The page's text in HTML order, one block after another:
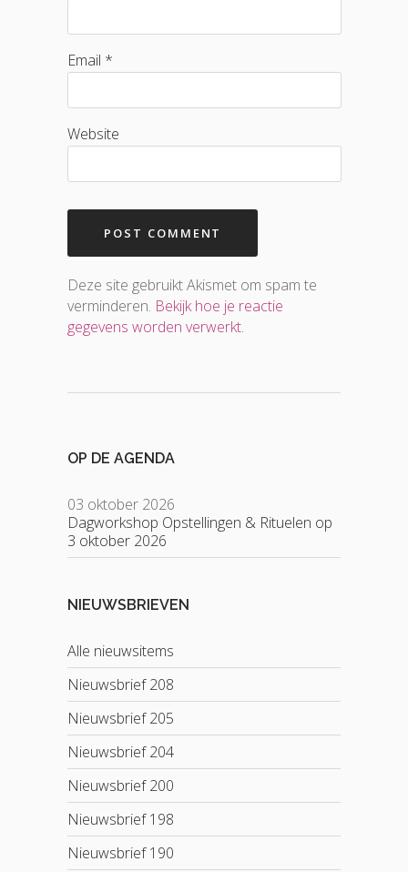
Email *
Website
Deze site gebruikt Akismet om spam te
verminderen. Bekijk hoe je reactie
gegevens worden verwerkt.
OP DE AGENDA
03 oktober 2026
Dagworkshop Opstellingen & Rituelen op
3 oktober 2026
NIEUWSBRIEVEN
Alle nieuwsitems
Nieuwsbrief 208
Nieuwsbrief 205
Nieuwsbrief 204
Nieuwsbrief 200
Nieuwsbrief 198
Nieuwsbrief 190